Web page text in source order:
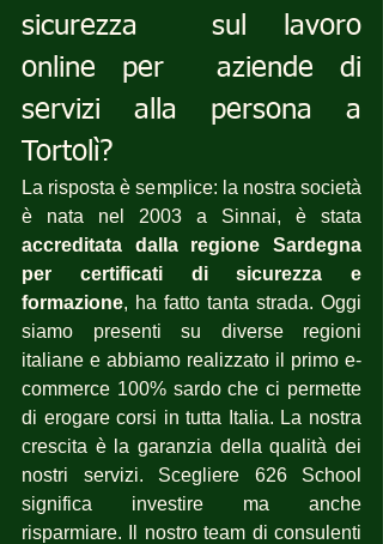
sicurezza  sul lavoro
online per  aziende di
servizi alla persona a
Tortolì?
La risposta è semplice: la nostra società
accreditata dalla regione Sardegna
per certificati di sicurezza e
formazione, ha fatto tanta strada. Oggi
siamo presenti su diverse regioni
italiane e abbiamo realizzato il primo e-
commerce 100% sardo che ci permette
di erogare corsi in tutta Italia. La nostra
crescita è la garanzia della qualità dei
nostri servizi. Scegliere 626 School
significa investire ma anche
risparmiare. Il nostro team di consulenti